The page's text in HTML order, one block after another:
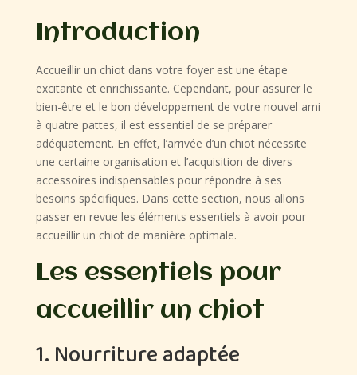
Introduction
Accueillir un chiot dans votre foyer est une étape
excitante et enrichissante. Cependant, pour assurer le
bien-être et le bon développement de votre nouvel ami
à quatre pattes, il est essentiel de se préparer
adéquatement. En effet, l’arrivée d’un chiot nécessite
une certaine organisation et l’acquisition de divers
accessoires indispensables pour répondre à ses
besoins spécifiques. Dans cette section, nous allons
passer en revue les éléments essentiels à avoir pour
accueillir un chiot de manière optimale.
Les essentiels pour
accueillir un chiot
1. Nourriture adaptée